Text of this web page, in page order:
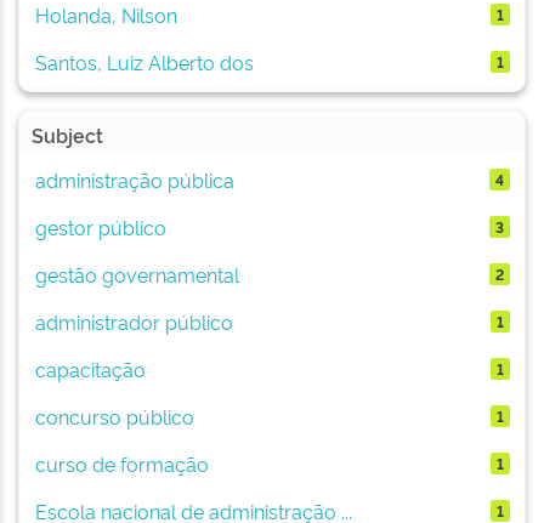
Holanda, Nilson 1
Santos, Luiz Alberto dos 1
Subject
administração pública
4
gestor público 3
gestão governamental 2
administrador público 1
capacitação 1
concurso público 1
curso de formação 1
Escola nacional de administração ... 1